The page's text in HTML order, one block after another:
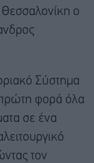
ο
Σύστημα
φορά όλα
σε ένα
τον